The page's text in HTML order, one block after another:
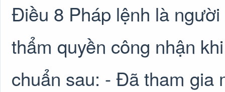
Điều 8 Pháp lệnh là
thẩm quyền công nhận
chuẩn sau: - Đã tham gia